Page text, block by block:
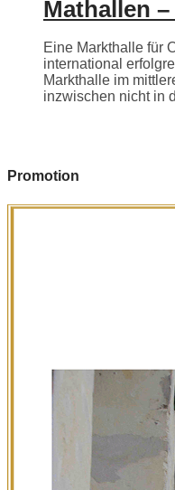
Mathallen
Eine Markthalle für
international
Markthalle im
inzwischen nicht in
Promotion